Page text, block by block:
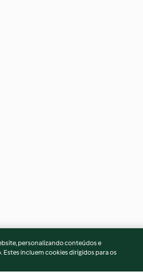
personalizando conteúdos e
incluem cookies dirigidos para os